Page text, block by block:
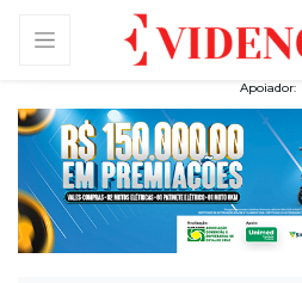
Apoiador: